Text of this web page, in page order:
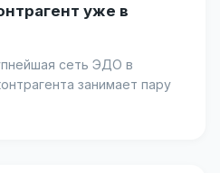
уже в
сеть ЭДО в
занимает пару